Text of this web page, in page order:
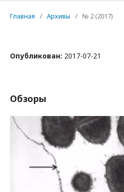
Главная / Архивы / № 2 (2017)
Опубликован: 2017-07-21
Обзоры